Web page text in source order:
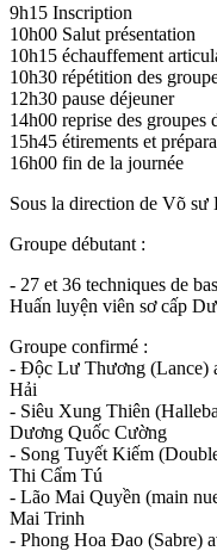
9h15 Inscription
10h00 Salut présentation
10h15 échauffement
10h30 répétition des
12h30 pause déjeuner
14h00 reprise des groupes
15h45 étirements et
16h00 fin de la journée
Sous la direction de Võ sư
Groupe débutant :
- 27 et 36 techniques de
Huấn luyện viên sơ cấp
Groupe confirmé :
- Độc Lư Thương (Lance)
Hải
- Siêu Xung Thiên
Dương Quốc Cường
- Song Tuyết Kiếm
Thi Cẩm Tú
- Lão Mai Quyền (main
Mai Trinh
- Phong Hoa Đao (Sabre)